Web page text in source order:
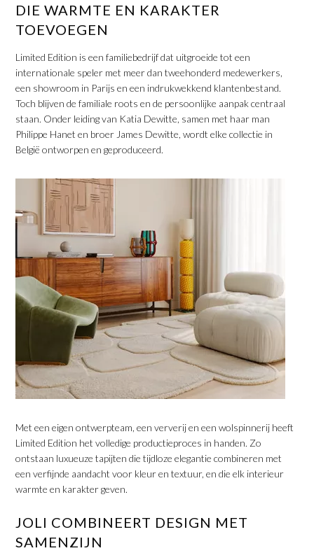
DIE WARMTE EN KARAKTER
TOEVOEGEN
Limited Edition is een familiebedrijf dat uitgroeide tot een
internationale speler met meer dan tweehonderd medewerkers,
een showroom in Parijs en een indrukwekkend klantenbestand.
Toch blijven de familiale roots en de persoonlijke aanpak centraal
staan. Onder leiding van Katia Dewitte, samen met haar man
Philippe Hanet en broer James Dewitte, wordt elke collectie in
België ontworpen en geproduceerd.
​Met een eigen ontwerpteam, een ververij en een wolspinnerij heeft
Limited Edition het volledige productieproces in handen. Zo
ontstaan luxueuze tapijten die tijdloze elegantie combineren met
een verfijnde aandacht voor kleur en textuur, en die elk interieur
warmte en karakter geven.
​JOLI COMBINEERT DESIGN MET
SAMENZIJN